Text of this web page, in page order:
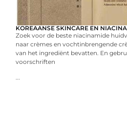
KOREAANSE SKINCARE EN
Zoek voor de beste niacinamide
naar crèmes en vochtinbrengende
van het ingrediënt bevatten. En
voorschriften
...